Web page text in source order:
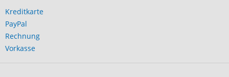
Kreditkarte
PayPal
Rechnung
Vorkasse